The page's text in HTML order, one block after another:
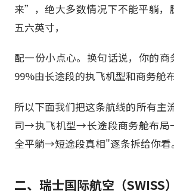
来”，绝大多数情况下不能平躺，
五六英寸，
配一份小点心。换句话说，你的商
99%由长途段的执飞机型和商务舱
所以下面我们把这条航线的所有主
司→执飞机型→长途段商务舱布
全平躺→短途段真相"逐条拆给你看。
二、瑞士国际航空（